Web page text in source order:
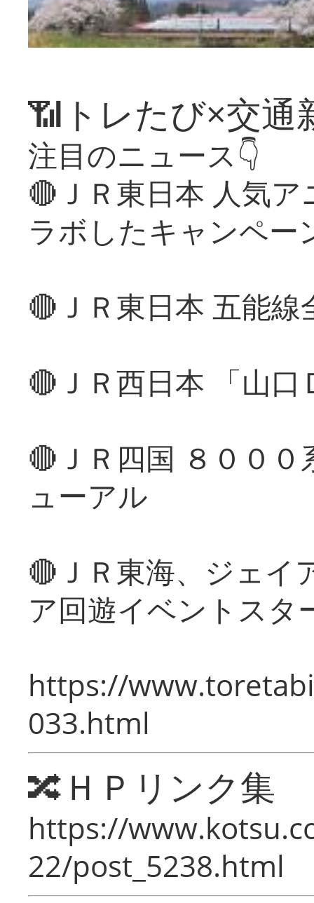
📶トレたび×交通
注目のニュース👇
🔴ＪＲ東日本 人気
ラボしたキャンペー
🔴ＪＲ東日本 五能
🔴ＪＲ西日本 「山
🔴ＪＲ四国 ８００
ューアル
🔴ＪＲ東海、ジェイ
ア回遊イベントスタ
https://
033.html
🔀ＨＰリンク集
https://
22/post_5238.html